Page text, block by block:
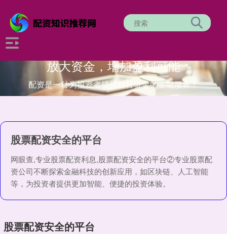
放大资金，增加盈利可能
配资是一种为投资者提供杠杆资金的金融服务！
股票配资安全的平台
网眼查,专业股票配资利息,股票配资安全的平台②专业股票配
资公司不断探索金融科技的创新应用，如区块链、人工智能
等，为投资者提供更加智能、便捷的投资体验。
股票配资安全的平台